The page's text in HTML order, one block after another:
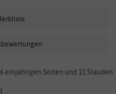
einjährigen Sorten und 11 Stauden